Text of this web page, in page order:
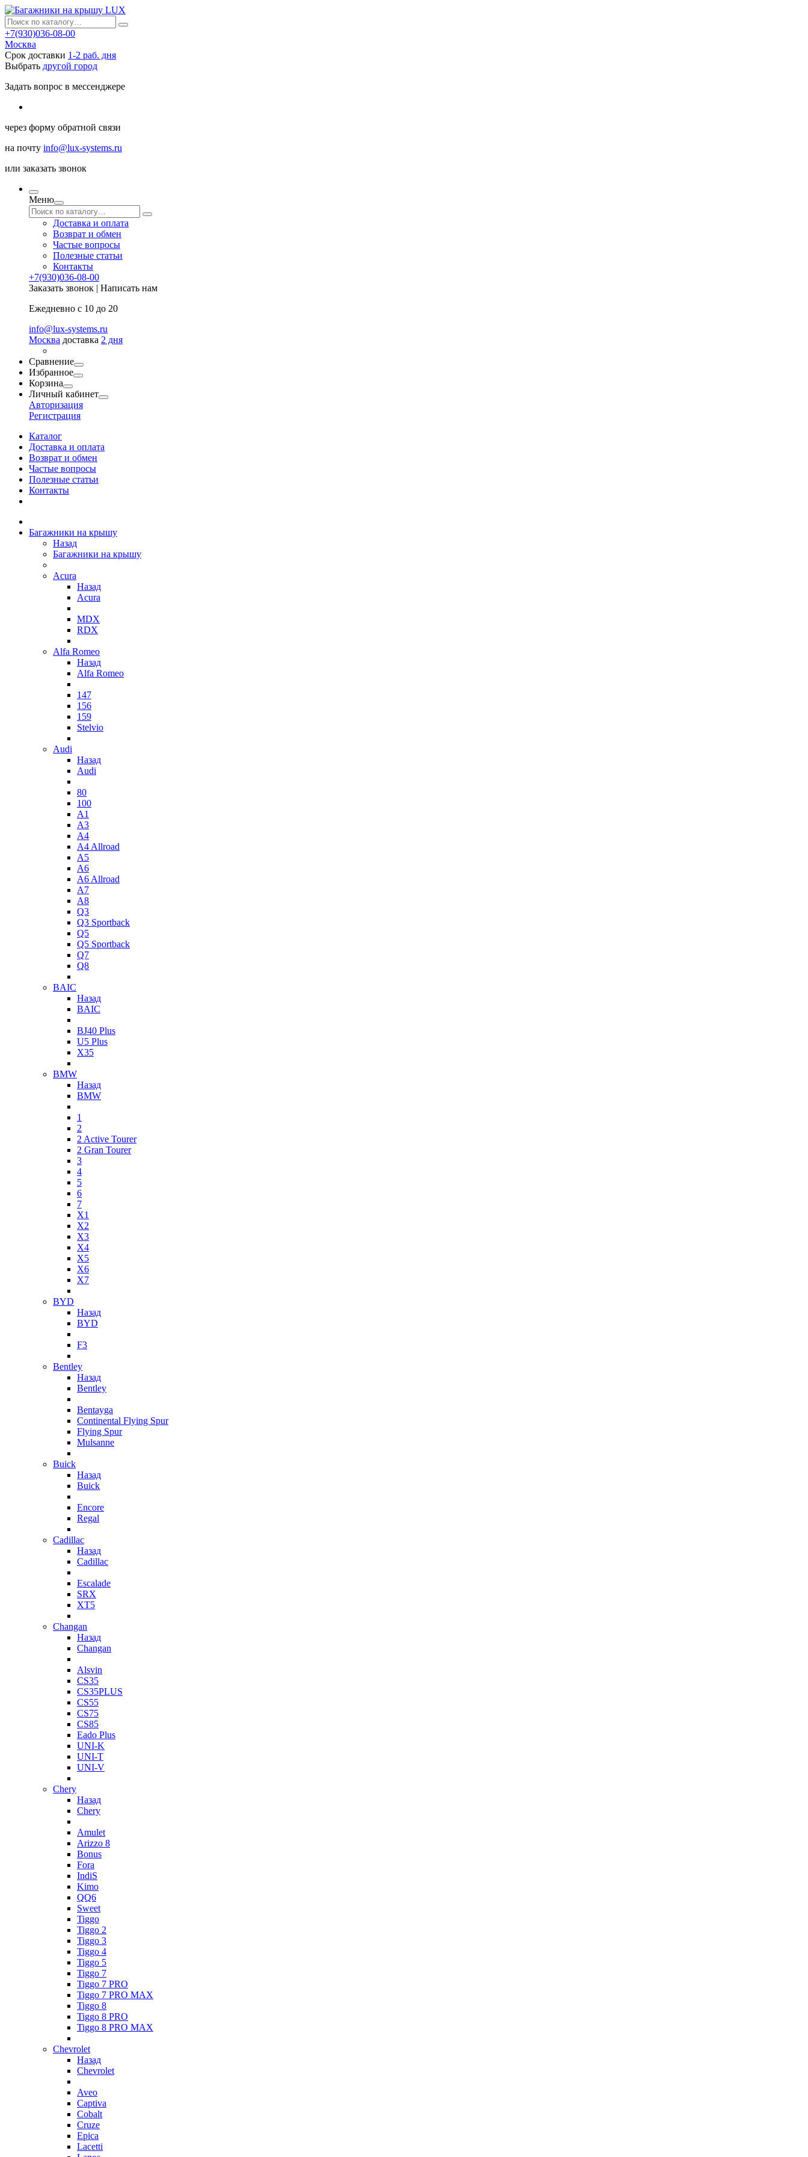
+7(930)036-08-00
Москва
Срок доставки 1-2 раб. дня
Выбрать другой город
Задать вопрос в мессенджере
через форму обратной связи
на почту info@lux-systems.ru
или заказать звонок
Меню
Доставка и оплата
Возврат и обмен
Частые вопросы
Полезные статьи
Контакты
+7(930)036-08-00
Заказать звонок | Написать нам
Ежедневно с 10 до 20
info@lux-systems.ru
Москва доставка 2 дня
Сравнение
Избранное
Корзина
Личный кабинет
Авторизация
Регистрация
Каталог
Доставка и оплата
Возврат и обмен
Частые вопросы
Полезные статьи
Контакты
Багажники на крышу
Назад
Багажники на крышу
Acura
Назад
Acura
MDX
RDX
Alfa Romeo
Назад
Alfa Romeo
147
156
159
Stelvio
Audi
Назад
Audi
80
100
A1
A3
A4
A4 Allroad
A5
A6
A6 Allroad
A7
A8
Q3
Q3 Sportback
Q5
Q5 Sportback
Q7
Q8
BAIC
Назад
BAIC
BJ40 Plus
U5 Plus
X35
BMW
Назад
BMW
1
2
2 Active Tourer
2 Gran Tourer
3
4
5
6
7
X1
X2
X3
X4
X5
X6
X7
BYD
Назад
BYD
F3
Bentley
Назад
Bentley
Bentayga
Continental Flying Spur
Flying Spur
Mulsanne
Buick
Назад
Buick
Encore
Regal
Cadillac
Назад
Cadillac
Escalade
SRX
XT5
Changan
Назад
Changan
Alsvin
CS35
CS35PLUS
CS55
CS75
CS85
Eado Plus
UNI-K
UNI-T
UNI-V
Chery
Назад
Chery
Amulet
Arizzo 8
Bonus
Fora
IndiS
Kimo
QQ6
Sweet
Tiggo
Tiggo 2
Tiggo 3
Tiggo 4
Tiggo 5
Tiggo 7
Tiggo 7 PRO
Tiggo 7 PRO MAX
Tiggo 8
Tiggo 8 PRO
Tiggo 8 PRO MAX
Chevrolet
Назад
Chevrolet
Aveo
Captiva
Cobalt
Cruze
Epica
Lacetti